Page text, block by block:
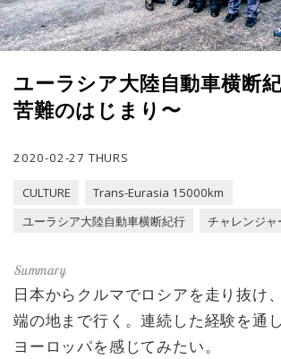
ユーラシア大陸自動車横断
苦難のはじまり〜
2020-02-27 THURS
CULTURE
Trans-Eurasia 15000km
ユーラシア大陸自動車横断紀行
チャレンジャ
日本からクルマでロシアを走り抜け
端の地まで行く。連続した経験を通
ヨーロッパを感じてみたい。